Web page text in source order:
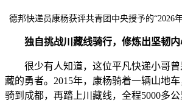
德邦快递员康杨获评共青团中央授予的“2026
独自挑战川藏线骑行，修炼出坚韧内
很少有人知道，这位平凡快递小哥
藏的勇者。2015年，康杨骑着一辆山地
骑到成都，再踏上川藏线，全程5000多公